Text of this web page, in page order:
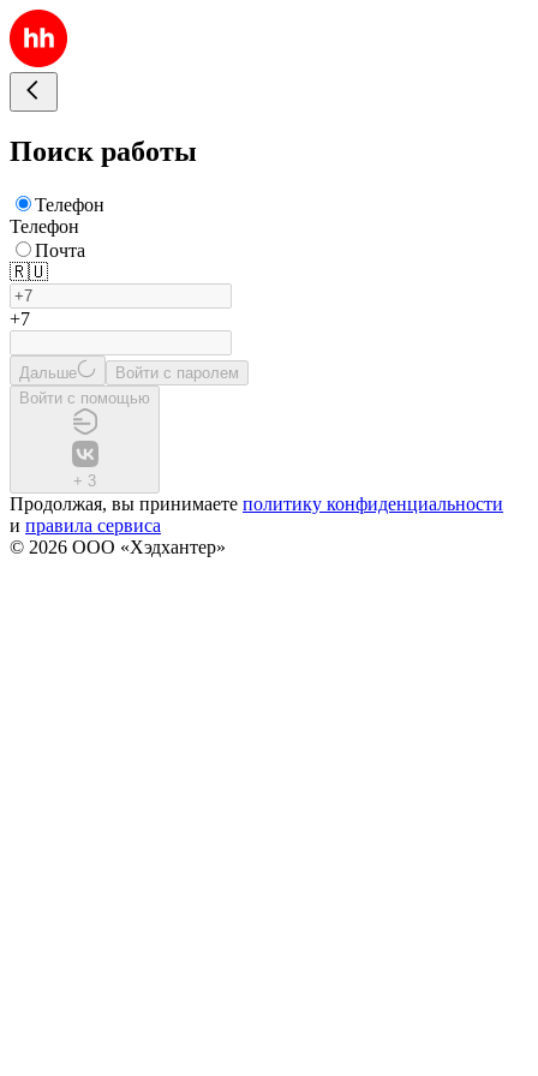
Поиск работы
Телефон
Телефон
Почта
🇷🇺
+7
Дальше
Войти с паролем
Войти с помощью
+ 3
Продолжая, вы принимаете политику конфиденциальности
и правила сервиса
© 2026 ООО «Хэдхантер»